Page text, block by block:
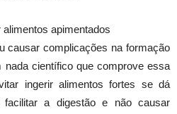
apimentados
causar complicações na formação
nada científico que comprove essa
ingerir alimentos fortes se dá
a digestão e não causar